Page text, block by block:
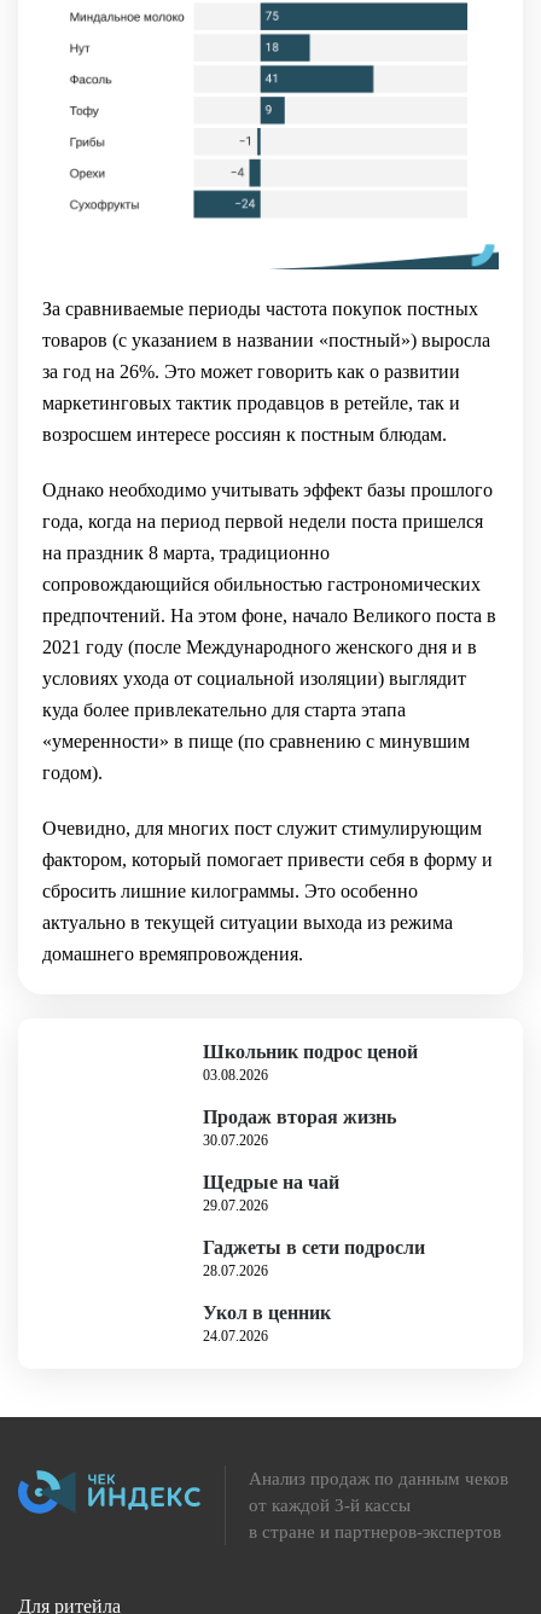
За сравниваемые периоды частота покупок постных
товаров (с указанием в названии «постный») выросла
за год на 26%. Это может говорить как о развитии
маркетинговых тактик продавцов в ретейле, так и
возросшем интересе россиян к постным блюдам.
Однако необходимо учитывать эффект базы прошлого
года, когда на период первой недели поста пришелся
на праздник 8 марта, традиционно
сопровождающийся обильностью гастрономических
предпочтений. На этом фоне, начало Великого поста в
2021 году (после Международного женского дня и в
условиях ухода от социальной изоляции) выглядит
куда более привлекательно для старта этапа
«умеренности» в пище (по сравнению с минувшим
годом).
Очевидно, для многих пост служит стимулирующим
фактором, который помогает привести себя в форму и
сбросить лишние килограммы. Это особенно
актуально в текущей ситуации выхода из режима
домашнего времяпровождения.
Школьник подрос ценой
03.08.2026
Продаж вторая жизнь
30.07.2026
Щедрые на чай
29.07.2026
Гаджеты в сети подросли
28.07.2026
Укол в ценник
24.07.2026
Анализ продаж по данным чеков
от каждой 3-й кассы
в стране и партнеров-экспертов
Для ритейла